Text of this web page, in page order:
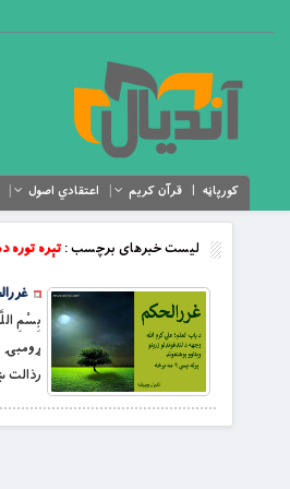
کورپاڼه قرآن کریم اعتقادي اصول
لیست خبرهای برچسب :تېره توره ده. ۵۹۰-
رذالت ښکارندوی